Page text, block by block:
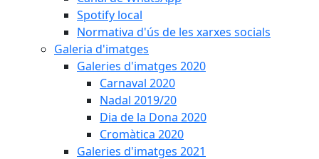
Spotify local
Normativa d'ús de les xarxes socials
Galeria d'imatges
Galeries d'imatges 2020
Carnaval 2020
Nadal 2019/20
Dia de la Dona 2020
Cromàtica 2020
Galeries d'imatges 2021